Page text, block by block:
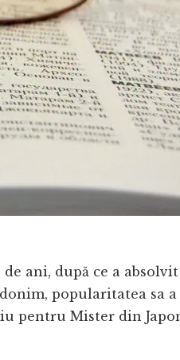
ani, după ce a
popularitatea sa a
pentru Mister din